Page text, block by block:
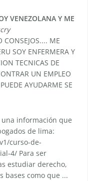
VENEZOLANA Y ME
CONSEJOS.... ME
SOY ENFERMERA Y
TECNICAS DE
UN EMPLEO
AYUDARME SE
información que
de lima:
curso-de-
4/ Para ser
estudiar derecho,
bases como que ...